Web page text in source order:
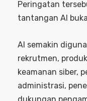
Peringatan
tantangan AI
AI semakin
rekrutmen,
keamanan siber,
administrasi,
dukungan